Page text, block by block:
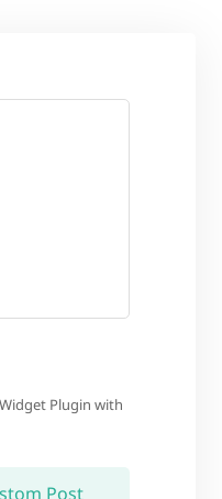
Plugin with
Post